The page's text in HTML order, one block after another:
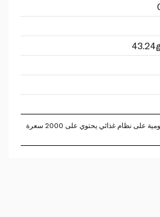
تستند النسبة المئوية للقيم اليومية على نظام غذائي يحتوي على 2000 سعرة